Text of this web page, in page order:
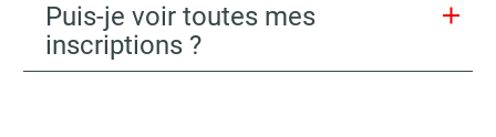
Puis-je voir toutes mes
inscriptions ?